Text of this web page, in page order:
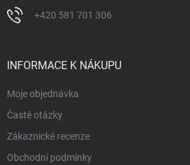
+420 581 701 306
INFORMACE K NÁKUPU
Moje objednávka
Časté otázky
Zákaznické recenze
Obchodní podmínky